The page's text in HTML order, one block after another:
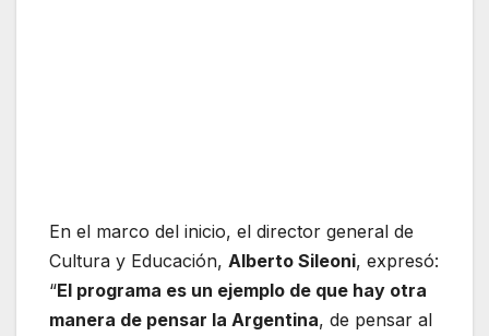
En el marco del inicio, el director general de
Cultura y Educación, Alberto Sileoni, expresó:
“El programa es un ejemplo de que hay otra
manera de pensar la Argentina, de pensar al